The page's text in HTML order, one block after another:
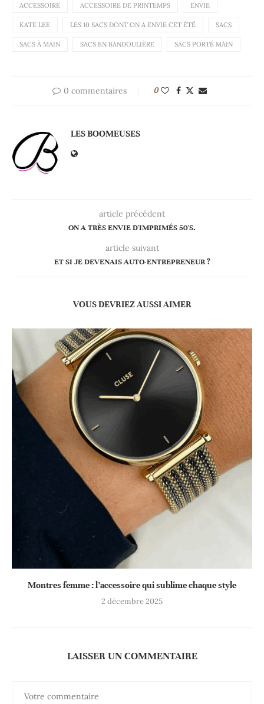
ACCESSOIRE ACCESSOIRE DE PRINTEMPS ENVIE
KATE LEE LES 10 SACS DONT ON A ENVIE CET ÉTÉ SACS
SACS À MAIN SACS EN BANDOULIÈRE SACS PORTÉ MAIN
0 commentaires 0
LES BOOMEUSES
article précédent
ON A TRÈS ENVIE D'IMPRIMÉS 50'S.
article suivant
ET SI JE DEVENAIS AUTO-ENTREPRENEUR ?
VOUS DEVRIEZ AUSSI AIMER
Montres femme : l’accessoire qui sublime chaque style
2 décembre 2025
LAISSER UN COMMENTAIRE